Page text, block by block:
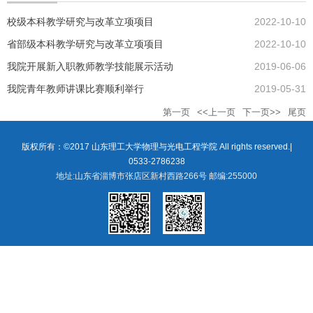
校级本科教学研究与改革立项项目
2022-10-10
省部级本科教学研究与改革立项项目
2022-10-10
我院开展新入职教师教学技能展示活动
2019-06-06
我院青年教师讲课比赛顺利举行
2019-05-31
第一页 <<上一页 下一页>> 尾页
版权所有：©2017 山东理工大学物理与光电工程学院 All rights reserved.|
0533-2786238
地址:山东省淄博市张店区新村西路266号 邮编:255000